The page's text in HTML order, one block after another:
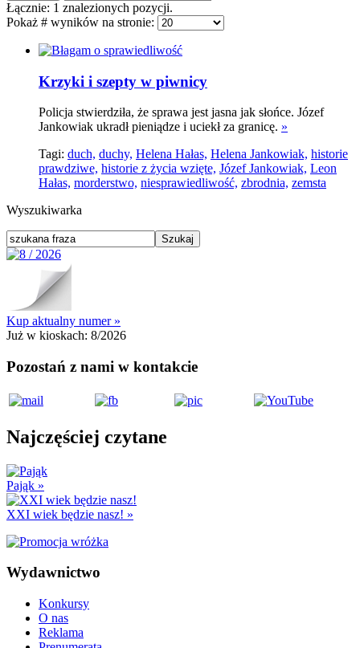
Łącznie: 1 znalezionych pozycji.
Pokaż # wyników na stronie:
Krzyki i szepty w piwnicy
Policja stwierdziła, że sprawa jest jasna jak słońce. Józef
Jankowiak ukradł pieniądze i uciekł za granicę. »
Tagi: duch, duchy, Helena Hałas, Helena Jankowiak, historie
prawdziwe, historie z życia wzięte, Józef Jankowiak, Leon
Hałas, morderstwo, niesprawiedliwość, zbrodnia, zemsta
Wyszukiwarka
Kup aktualny numer »
Już w kioskach: 8/2026
Pozostań z nami w kontakcie
Najczęściej czytane
Pająk »
XXI wiek będzie nasz! »
Wydawnictwo
Konkursy
O nas
Reklama